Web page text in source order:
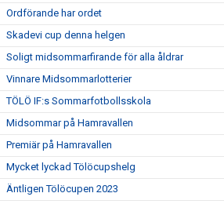
Ordförande har ordet
Skadevi cup denna helgen
Soligt midsommarfirande för alla åldrar
Vinnare Midsommarlotterier
TÖLÖ IF:s Sommarfotbollsskola
Midsommar på Hamravallen
Premiär på Hamravallen
Mycket lyckad Tölöcupshelg
Äntligen Tölöcupen 2023